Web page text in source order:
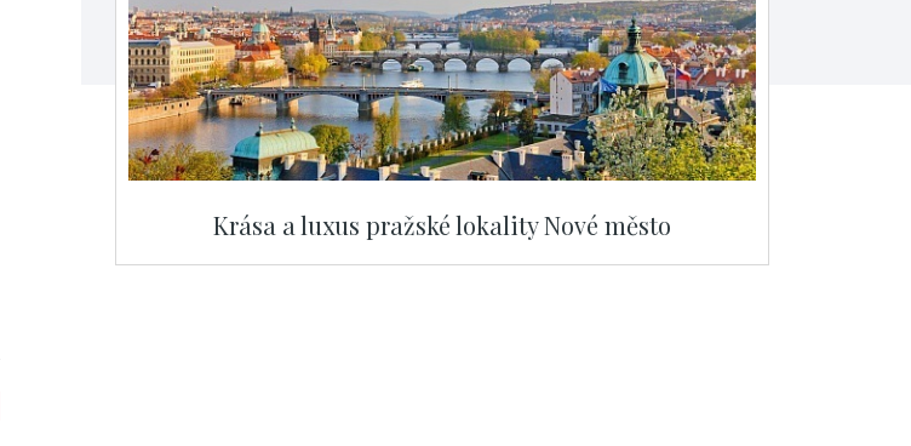
Krása a luxus pražské lokality Nové město